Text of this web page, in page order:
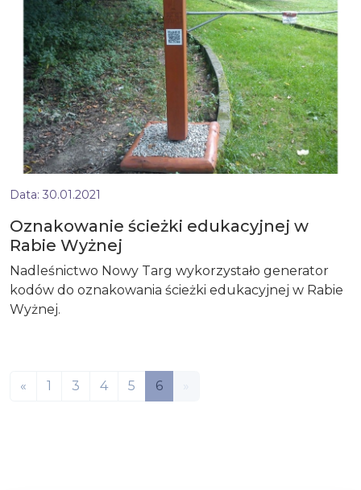
Data: 30.01.2021
Oznakowanie ścieżki edukacyjnej w
Rabie Wyżnej
Nadleśnictwo Nowy Targ wykorzystało generator
kodów do oznakowania ścieżki edukacyjnej w Rabie
Wyżnej.
« 1 3 4 5 6